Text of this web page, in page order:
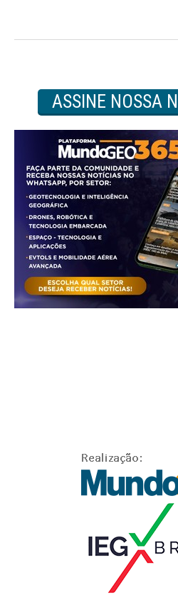
ASSINE NOSSA